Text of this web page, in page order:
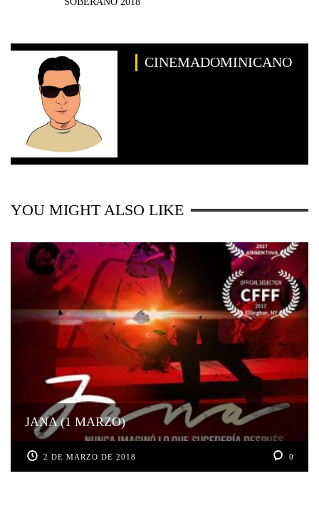
CINEMADOMINICANO
YOU MIGHT ALSO LIKE
JANA (1 MARZO)
2 DE MARZO DE 2018 0